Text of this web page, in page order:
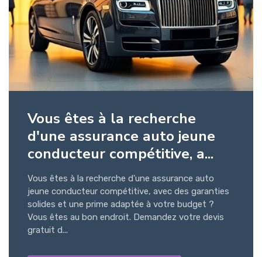
Vous êtes à la recherche
d'une assurance auto jeune
conducteur compétitive, a...
Vous êtes à la recherche d'une assurance auto
jeune conducteur compétitive, avec des garanties
solides et une prime adaptée à votre budget ?
Vous êtes au bon endroit. Demandez votre devis
gratuit d...